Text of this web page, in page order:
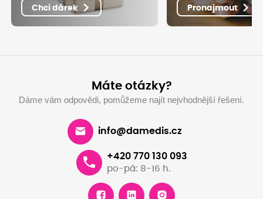
Chci dárek Pronajmout
Máte otázky?
Dáme vám odpovědi, pomůžeme najít nejvhodnější řešení.
info@damedis.cz
+420 770 130 093
po-pá: 8-16 h.